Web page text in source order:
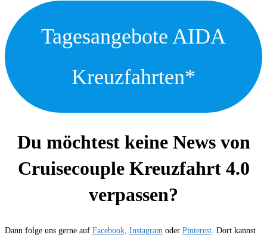
Tagesangebote AIDA
Kreuzfahrten*
Du möchtest keine News von
Cruisecouple Kreuzfahrt 4.0
verpassen?
Dann folge uns gerne auf Facebook, Instagram oder Pinterest. Dort kannst